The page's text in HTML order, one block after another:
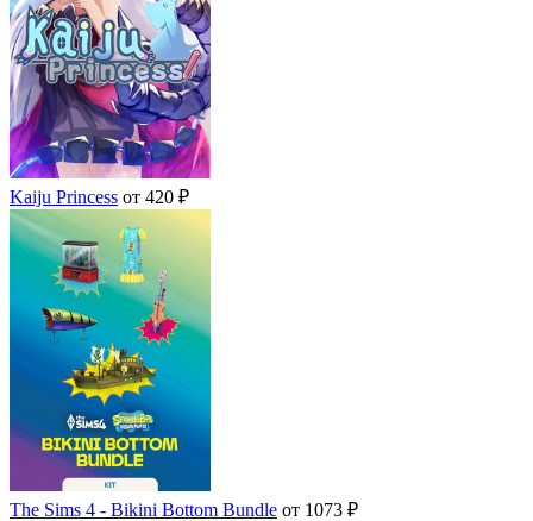
Kaiju Princess от 420 ₽
The Sims 4 - Bikini Bottom Bundle от 1073 ₽